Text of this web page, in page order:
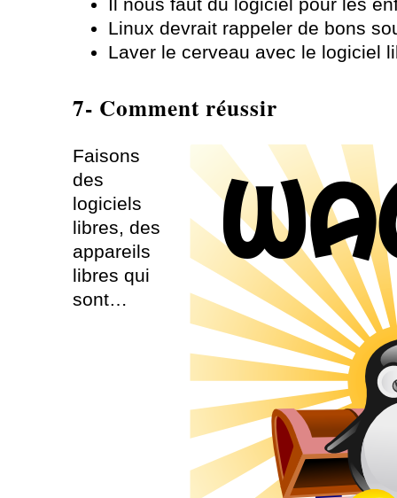
Il nous faut du logiciel pour les
Linux devrait rappeler de bons
Laver le cerveau avec le logiciel
7- Comment réussir
Faisons
des
logiciels
libres, des
appareils
libres qui
sont…